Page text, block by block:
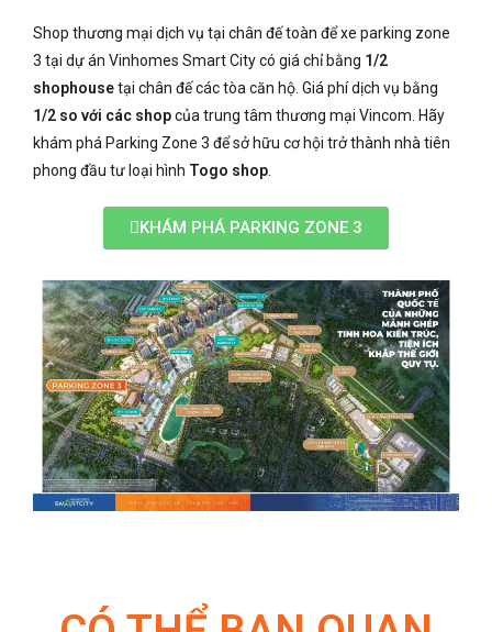
Shop thương mại dịch vụ tại chân đế toàn để xe parking zone
3 tại dự án Vinhomes Smart City có giá chỉ bằng 1/2
shophousetại chân đế các tòa căn hộ. Giá phí dịch vụ bằng
1/2 so với các shopcủa trung tâm thương mại Vincom. Hãy
khám phá Parking Zone 3 để sở hữu cơ hội trở thành nhà tiên
phong đầu tư loại hình Togo shop
KHÁM PHÁ PARKING ZONE 3